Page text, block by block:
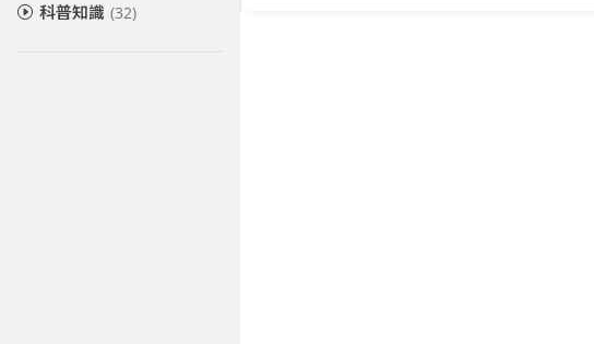
科普知識 (32)